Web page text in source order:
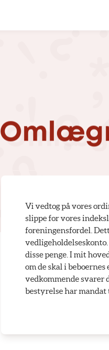
Vi vedtog på vores
slippe for vores
foreningensfordel.
disse penge. I mit
om de skal i
vedkommende svarer
bestyrelse har